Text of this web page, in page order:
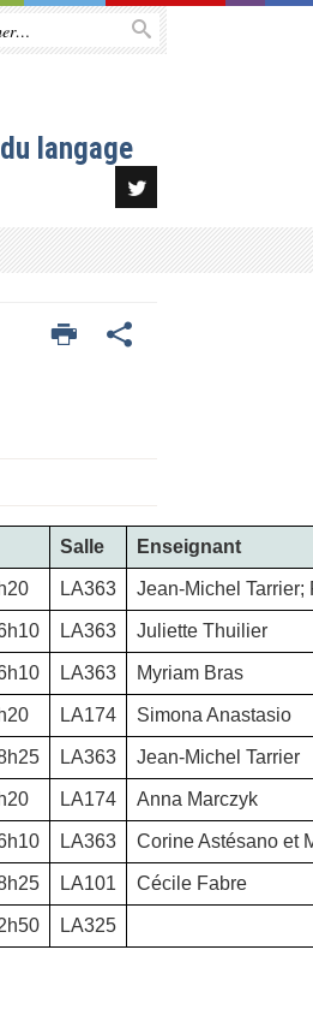
langage
Salle Enseignant
LA363 Jean-Michel Tarrier;
LA363 Juliette Thuilier
LA363 Myriam Bras
LA174 Simona Anastasio
LA363 Jean-Michel Tarrier
LA174 Anna Marczyk
LA363 Corine Astésano et
LA101 Cécile Fabre
LA325